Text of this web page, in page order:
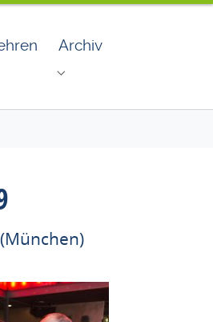
"Volksbegehren"
Archiv
Submenu for "Archiv"